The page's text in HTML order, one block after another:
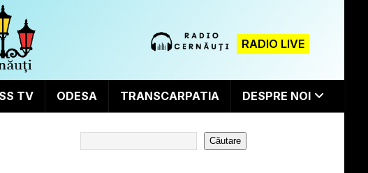
RADIO LIVE
TV ODESA TRANSCARPATIA DESPRE NOI
Căutare